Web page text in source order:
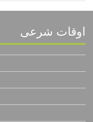
اوقات شرعی